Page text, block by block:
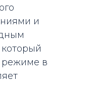
и
режиме в